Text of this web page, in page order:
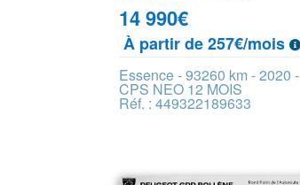
14 990€
À partir de 257€/mois
Essence - 93260 km - 2020 -
CPS NEO 12 MOIS
Réf. : 449322189633